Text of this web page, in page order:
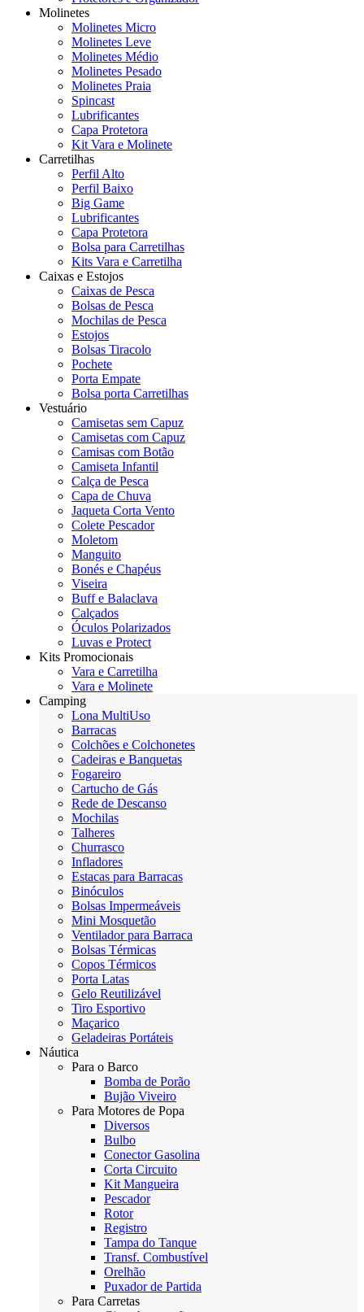
Molinetes
Molinetes Micro
Molinetes Leve
Molinetes Médio
Molinetes Pesado
Molinetes Praia
Spincast
Lubrificantes
Capa Protetora
Kit Vara e Molinete
Carretilhas
Perfil Alto
Perfil Baixo
Big Game
Lubrificantes
Capa Protetora
Bolsa para Carretilhas
Kits Vara e Carretilha
Caixas e Estojos
Caixas de Pesca
Bolsas de Pesca
Mochilas de Pesca
Estojos
Bolsas Tiracolo
Pochete
Porta Empate
Bolsa porta Carretilhas
Vestuário
Camisetas sem Capuz
Camisetas com Capuz
Camisas com Botão
Camiseta Infantil
Calça de Pesca
Capa de Chuva
Jaqueta Corta Vento
Colete Pescador
Moletom
Manguito
Bonés e Chapéus
Viseira
Buff e Balaclava
Calçados
Óculos Polarizados
Luvas e Protect
Kits Promocionais
Vara e Carretilha
Vara e Molinete
Camping
Lona MultiUso
Barracas
Colchões e Colchonetes
Cadeiras e Banquetas
Fogareiro
Cartucho de Gás
Rede de Descanso
Mochilas
Talheres
Churrasco
Infladores
Estacas para Barracas
Binóculos
Bolsas Impermeáveis
Mini Mosquetão
Ventilador para Barraca
Bolsas Térmicas
Copos Térmicos
Porta Latas
Gelo Reutilizável
Tiro Esportivo
Maçarico
Geladeiras Portáteis
Náutica
Para o Barco
Bomba de Porão
Bujão Viveiro
Para Motores de Popa
Diversos
Bulbo
Conector Gasolina
Corta Circuito
Kit Mangueira
Pescador
Rotor
Registro
Tampa do Tanque
Transf. Combustível
Orelhão
Puxador de Partida
Para Carretas